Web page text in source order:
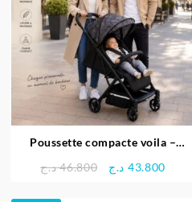
Poussette compacte voila –
46.800 د.ج
Le
43.800 د.ج